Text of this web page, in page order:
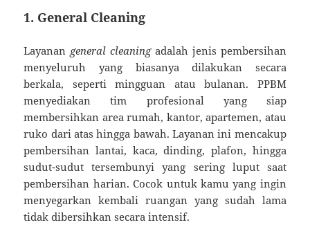
1. General Cleaning
Layanan general cleaningadalah jenis pembersihan
menyeluruh yang biasanya dilakukan secara
berkala, seperti mingguan atau bulanan. PPBM
menyediakan tim profesional yang siap
membersihkan area rumah, kantor, apartemen, atau
ruko dari atas hingga bawah. Layanan ini mencakup
pembersihan lantai, kaca, dinding, plafon, hingga
sudut-sudut tersembunyi yang sering luput saat
pembersihan harian. Cocok untuk kamu yang ingin
menyegarkan kembali ruangan yang sudah lama
tidak dibersihkan secara intensif.